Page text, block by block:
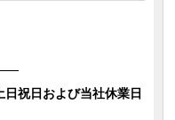
祝日および当社休業日